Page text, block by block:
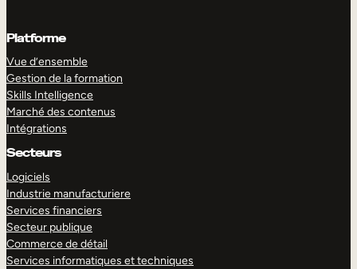
Platforme
Vue d’ensemble
Gestion de la formation
Skills Intelligence
Marché des contenus
Intégrations
Secteurs
Logiciels
Industrie manufacturiere
Services financiers
Secteur publique
Commerce de détail
Services informatiques et techniques